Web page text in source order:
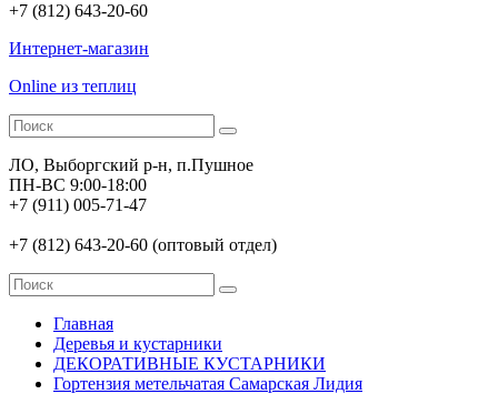
+7 (812) 643-20-60
Интернет-магазин
Online из теплиц
ЛО, Выборгский р-н, п.Пушное
ПН-ВС 9:00-18:00
+7 (911) 005-71-47
+7 (812) 643-20-60 (оптовый отдел)
Главная
Деревья и кустарники
ДЕКОРАТИВНЫЕ КУСТАРНИКИ
Гортензия метельчатая Самарская Лидия